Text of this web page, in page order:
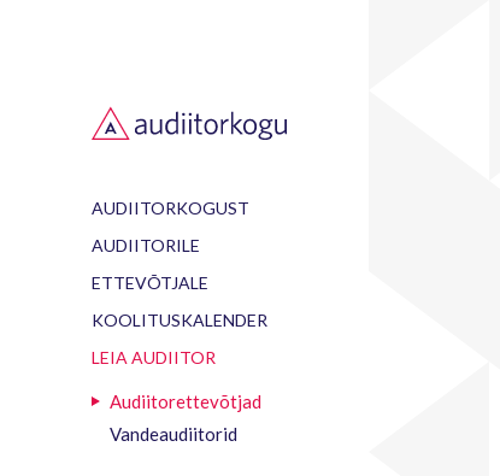
AUDIITORKOGUST
AUDIITORILE
ETTEVÕTJALE
KOOLITUSKALENDER
LEIA AUDIITOR
Audiitorettevõtjad
Vandeaudiitorid